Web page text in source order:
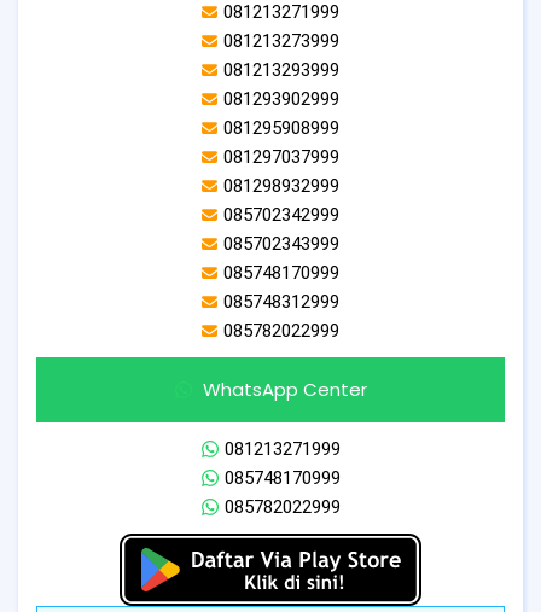
081213271999
081213273999
081213293999
081293902999
081295908999
081297037999
081298932999
085702342999
085702343999
085748170999
085748312999
085782022999
WhatsApp Center
081213271999
085748170999
085782022999